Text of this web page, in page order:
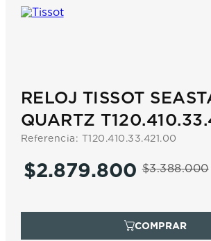
RELOJ TISSOT
QUARTZ
Referencia: T120.410.33.421.00
$3.388.000
$2.879.800